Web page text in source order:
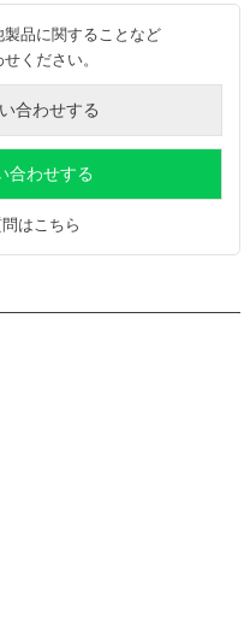
品に関することなど
ください。
合わせする
合わせする
はこちら